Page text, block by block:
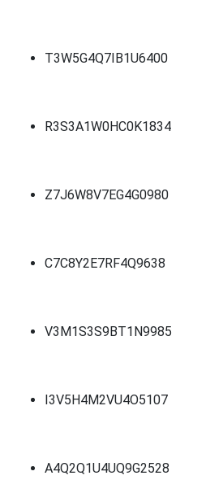
T3W5G4Q7IB1U6400
R3S3A1W0HC0K1834
Z7J6W8V7EG4G0980
C7C8Y2E7RF4Q9638
V3M1S3S9BT1N9985
I3V5H4M2VU4O5107
A4Q2Q1U4UQ9G2528